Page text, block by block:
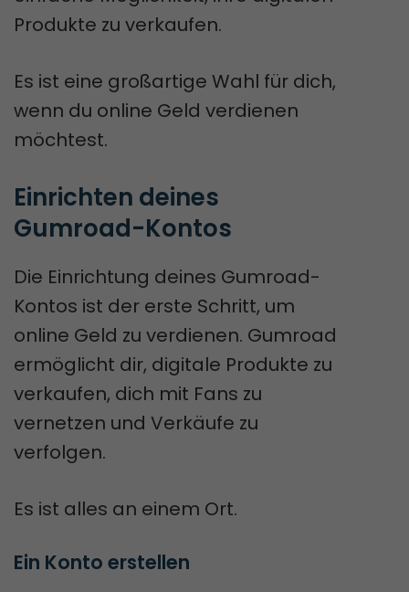
Produkte zu verkaufen.
Es ist eine großartige Wahl für dich,
wenn du online Geld verdienen
möchtest.
Einrichten deines
Gumroad-Kontos
Die Einrichtung deines Gumroad-
Kontos ist der erste Schritt, um
online Geld zu verdienen. Gumroad
ermöglicht dir, digitale Produkte zu
verkaufen, dich mit Fans zu
vernetzen und Verkäufe zu
verfolgen.
Es ist alles an einem Ort.
Ein Konto erstellen